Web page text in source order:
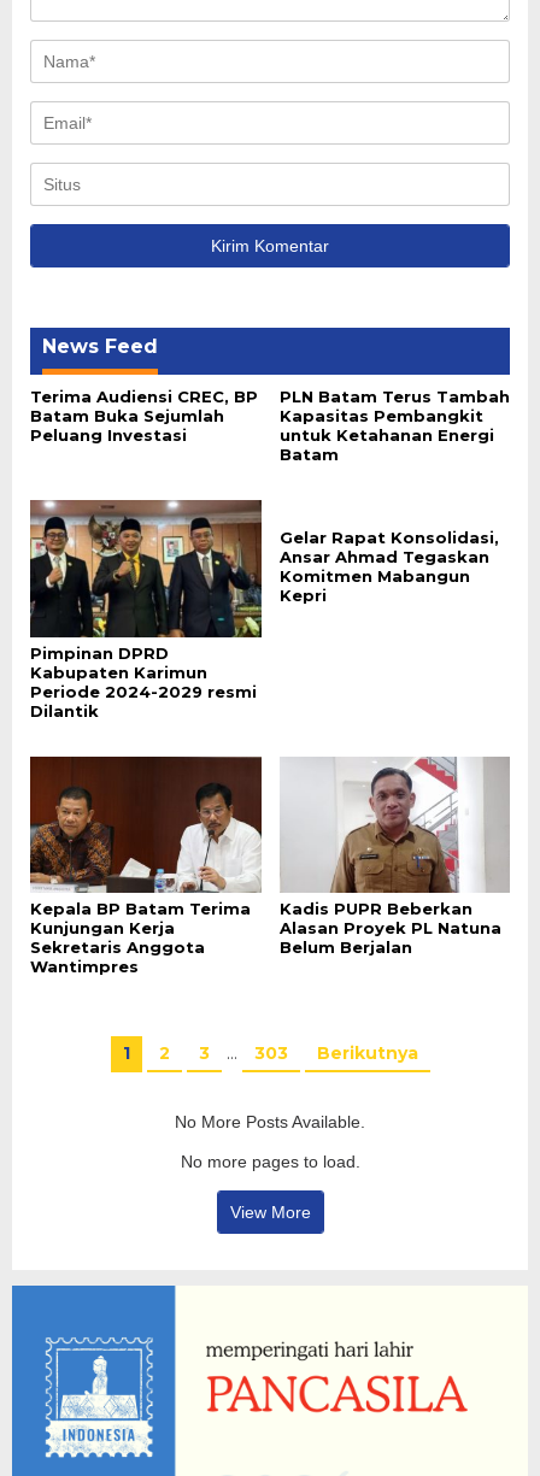
News Feed
Terima Audiensi CREC, BP
Batam Buka Sejumlah
Peluang Investasi
PLN Batam Terus Tambah
Kapasitas Pembangkit
untuk Ketahanan Energi
Batam
Pimpinan DPRD
Kabupaten Karimun
Periode 2024-2029 resmi
Dilantik
Gelar Rapat Konsolidasi,
Ansar Ahmad Tegaskan
Komitmen Mabangun
Kepri
Kepala BP Batam Terima
Kunjungan Kerja
Sekretaris Anggota
Wantimpres
Kadis PUPR Beberkan
Alasan Proyek PL Natuna
Belum Berjalan
1 2 3 … 303 Berikutnya
No More Posts Available.
No more pages to load.
View More